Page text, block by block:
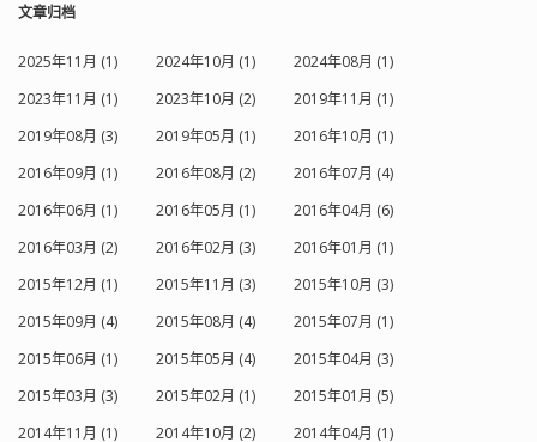
文章归档
2025年11月 (1) 2024年10月 (1)
2024年08月 (1)
2023年11月 (1)
2023年10月 (2)
2019年11月 (1)
2019年08月 (3)
2019年05月 (1)
2016年10月 (1)
2016年09月 (1)
2016年08月 (2)
2016年07月 (4)
2016年06月 (1)
2016年05月 (1)
2016年04月 (6)
2016年03月 (2)
2016年02月 (3)
2016年01月 (1)
2015年12月 (1)
2015年11月 (3)
2015年10月 (3)
2015年09月 (4)
2015年08月 (4)
2015年07月 (1)
2015年06月 (1)
2015年05月 (4)
2015年04月 (3)
2015年03月 (3)
2015年02月 (1)
2015年01月 (5)
2014年11月 (1)
2014年10月 (2)
2014年04月 (1)